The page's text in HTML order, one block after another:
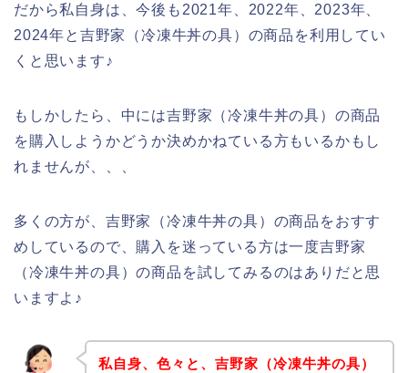
だから私自身は、今後も2021年、2022年、2023年、
2024年と吉野家（冷凍牛丼の具）の商品を利用してい
くと思います♪
もしかしたら、中には吉野家（冷凍牛丼の具）の商品
を購入しようかどうか決めかねている方もいるかもし
れませんが、、、
多くの方が、吉野家（冷凍牛丼の具）の商品をおすす
めしているので、購入を迷っている方は一度吉野家
（冷凍牛丼の具）の商品を試してみるのはありだと思
いますよ♪
私自身、色々と、吉野家（冷凍牛丼の具）